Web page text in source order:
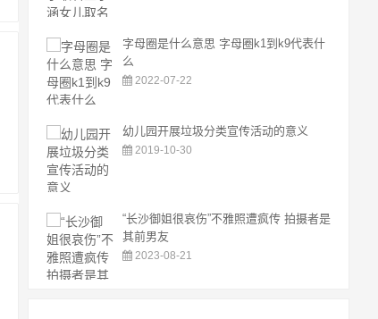
字母圈是什么意思 字母圈k1到k9代表什
么
2022-07-22
幼儿园开展垃圾分类宣传活动的意义
2019-10-30
“长沙御姐很哀伤”不雅照遭疯传 拍摄者是
其前男友
2023-08-21